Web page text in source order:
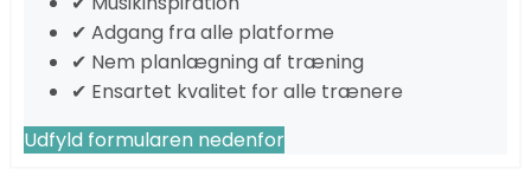
✔ Adgang fra alle platforme
✔ Nem planlægning af træning
✔ Ensartet kvalitet for alle trænere
Udfyld formularen nedenfor